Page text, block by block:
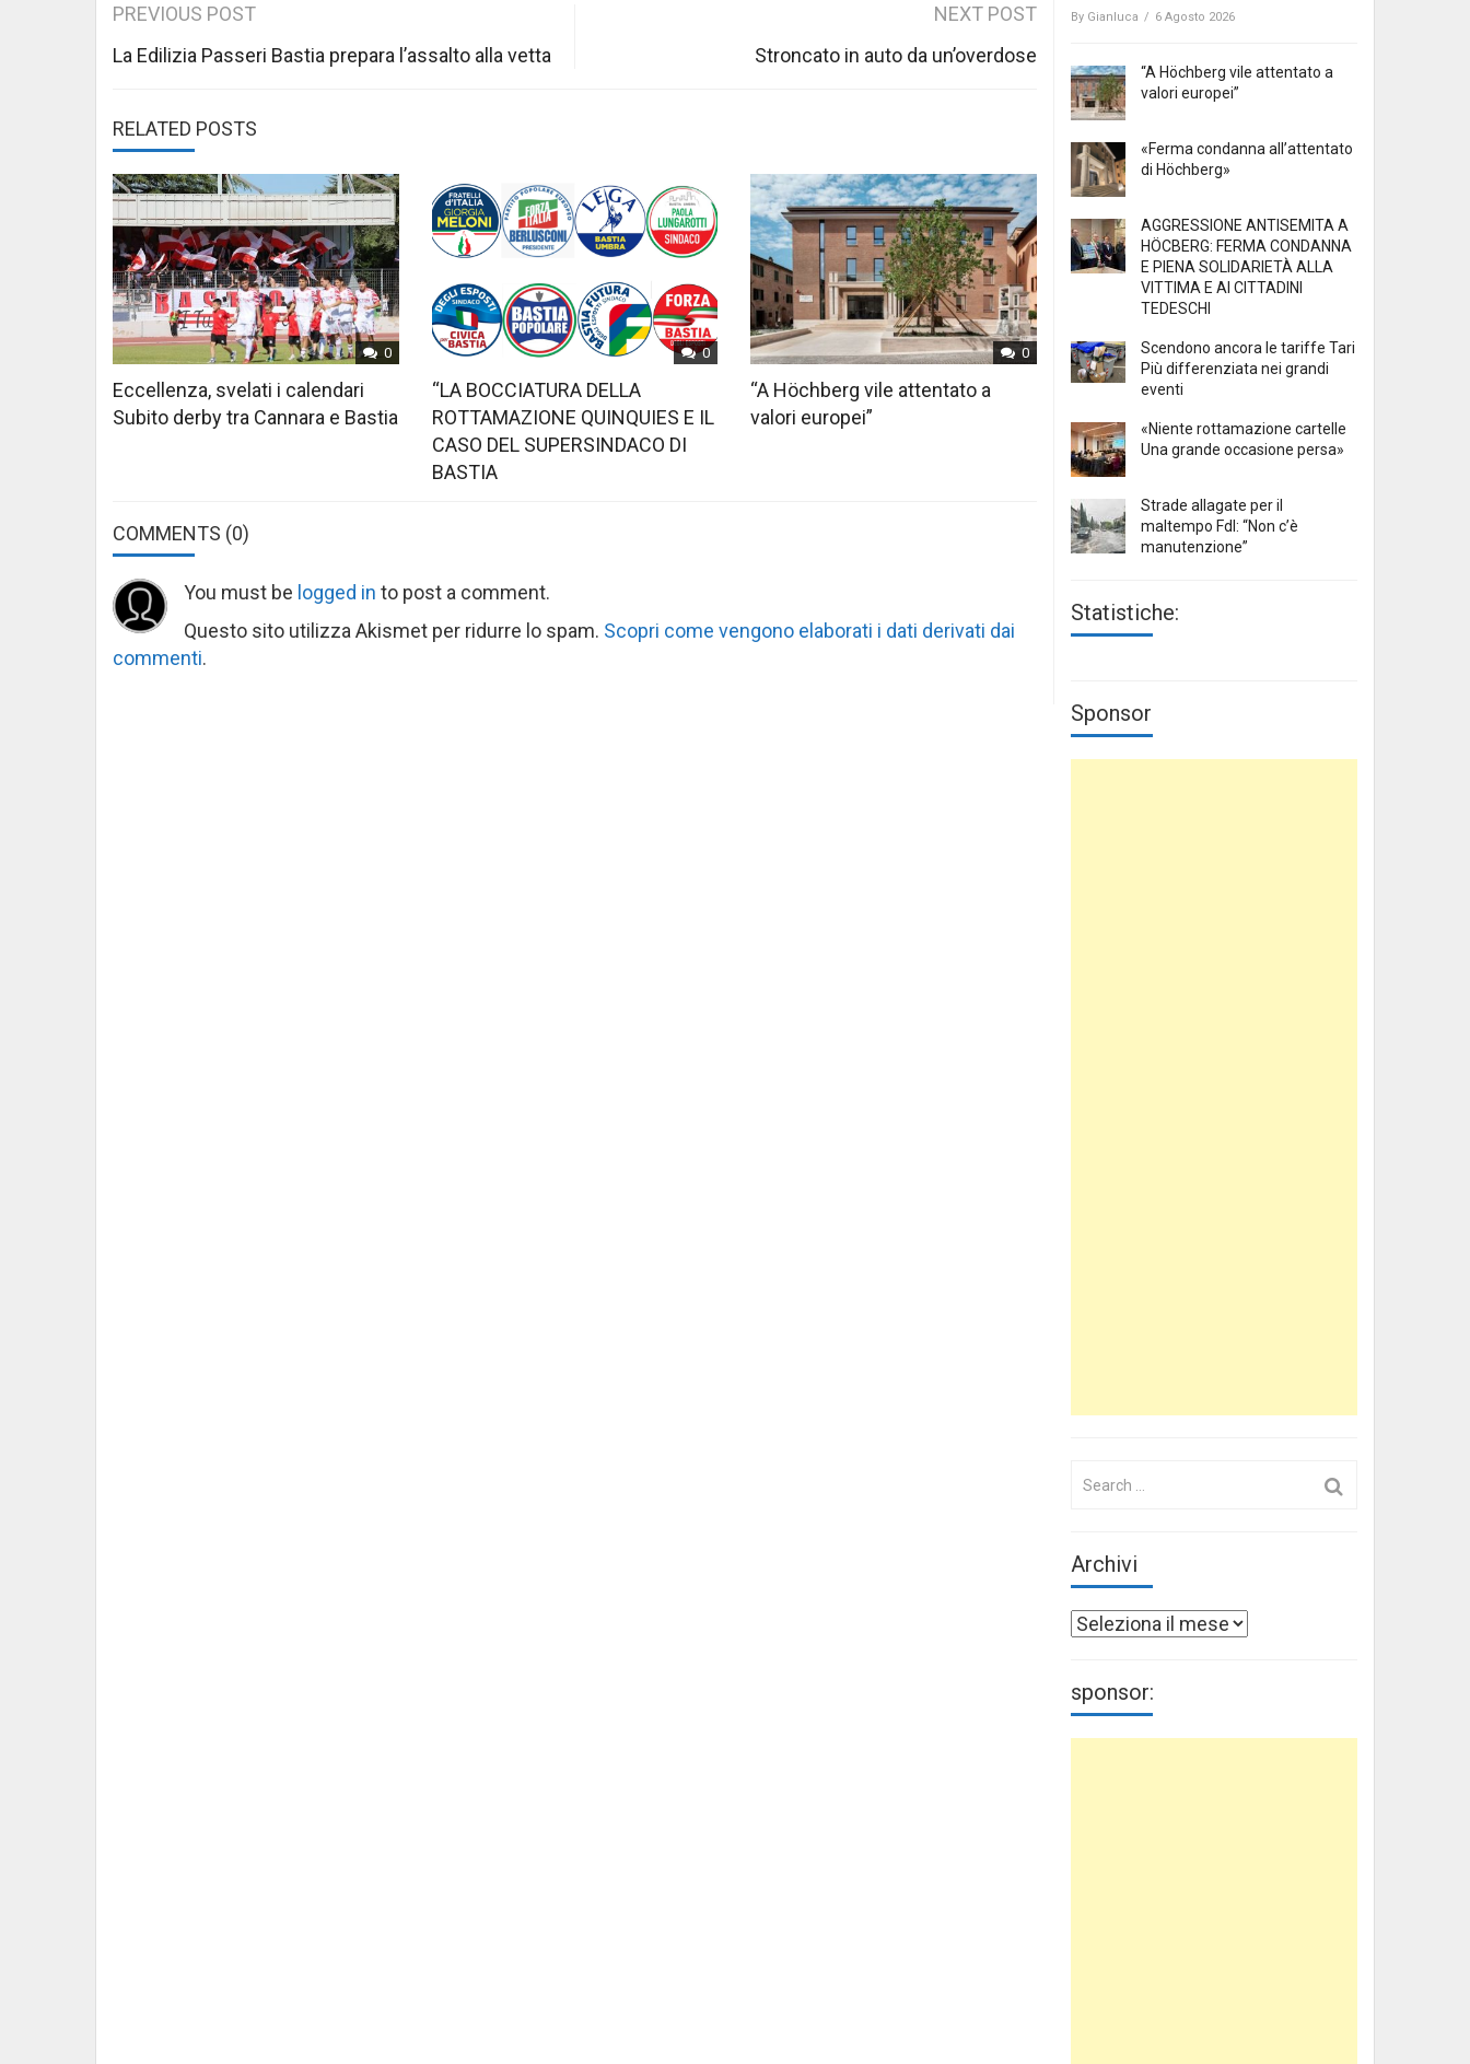
Post
navigation
PREVIOUS POST
La Edilizia Passeri Bastia prepara l’assalto alla vetta
NEXT POST
Stroncato in auto da un’overdose
RELATED POSTS
0
Eccellenza, svelati i calendari
Subito derby tra Cannara e Bastia
0
“LA BOCCIATURA DELLA
ROTTAMAZIONE QUINQUIES E IL
CASO DEL SUPERSINDACO DI
BASTIA
0
“A Höchberg vile attentato a
valori europei”
COMMENTS (0)
You must be logged in to post a comment.
Questo sito utilizza Akismet per ridurre lo spam. Scopri come vengono elaborati i dati derivati dai
commenti.
By Gianluca / 6 Agosto 2026
“A Höchberg vile attentato a
valori europei”
«Ferma condanna all’attentato
di Höchberg»
AGGRESSIONE ANTISEMITA A
HÖCBERG: FERMA CONDANNA
E PIENA SOLIDARIETÀ ALLA
VITTIMA E AI CITTADINI
TEDESCHI
Scendono ancora le tariffe Tari
Più differenziata nei grandi
eventi
«Niente rottamazione cartelle
Una grande occasione persa»
Strade allagate per il
maltempo FdI: “Non c’è
manutenzione”
Statistiche:
Sponsor
Archivi
Archivi
sponsor: